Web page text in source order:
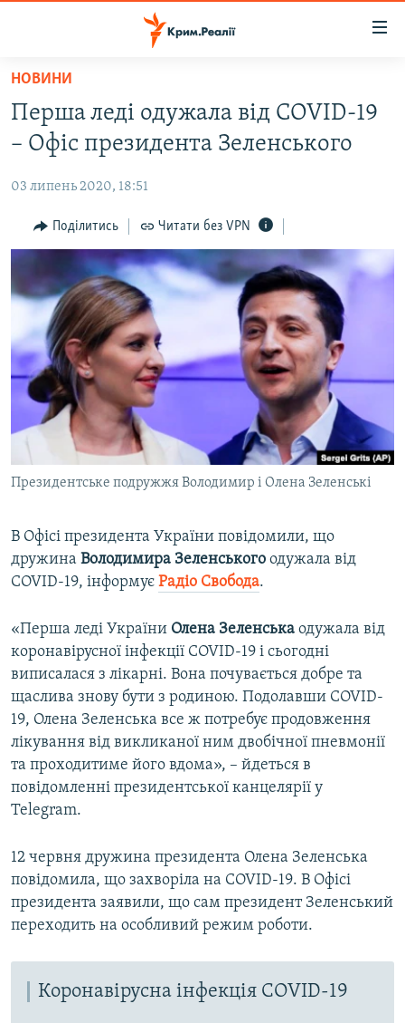
Перейти
основного
матеріалу
Перейти
до
навігації
Перейти
пошуку
ВОДА.КРИМ
ВІДЕО ТА ФОТО
ПОЛІТИКА
БЛОГИ
ПОГЛЯД
ІНТЕРВ'Ю
ВСЕ ЗА ДЕНЬ
СПЕЦПРОЕКТИ
ДЕПОРТАЦІЯ
ВІДЕОУРОКИ «ELIFBE»
СВІДЧЕННЯ ОКУПАЦІЇ
УКРАЇНСЬКА ПРОБЛЕМА КРИМУ
ЯК ОБІЙТИ БЛОКУВАННЯ
Русский
Qırımtatar
НОВИНИ
Перша леді одужала від COVID-19
– Офіс президента Зеленського
03 липень 2020, 18:51
Поділитись Читати без VPN
Президентське подружжя Володимир і Олена Зеленські
В Офісі президента України повідомили, що
дружина Володимира Зеленського одужала від
COVID-19, інформує Радіо Свобода.
«Перша леді України Олена Зеленська одужала від
коронавірусної інфекції COVID-19 і сьогодні
виписалася з лікарні. Вона почувається добре та
щаслива знову бути з родиною. Подолавши COVID-
19, Олена Зеленська все ж потребує продовження
лікування від викликаної ним двобічної пневмонії
та проходитиме його вдома», – йдеться в
повідомленні президентської канцелярії у
Telegram.
12 червня дружина президента Олена Зеленська
повідомила, що захворіла на COVID-19.​ В Офісі
президента заявили, що сам президент Зеленський
переходить на особливий режим роботи.​
Коронавірусна інфекція COVID-19